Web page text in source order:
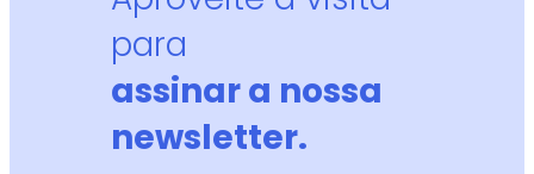
para
assinar a nossa
newsletter.